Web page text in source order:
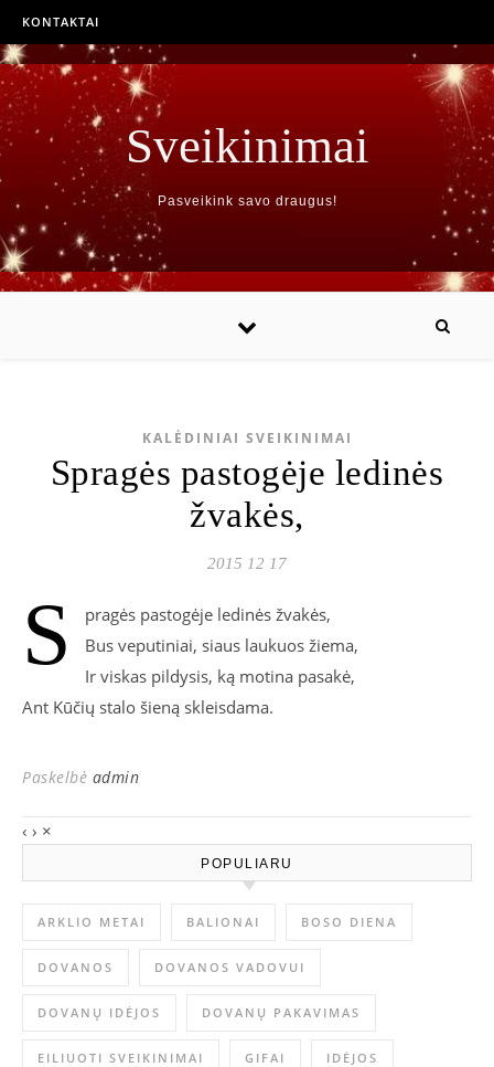
KONTAKTAI
Sveikinimai
Pasveikink savo draugus!
KALĖDINIAI SVEIKINIMAI
Spragės pastogėje ledinės
žvakės,
2015 12 17
S
pragės pastogėje ledinės žvakės,
Bus veputiniai, siaus laukuos žiema,
Ir viskas pildysis, ką motina pasakė,
Ant Kūčių stalo šieną skleisdama.
Paskelbė admin
‹ › ×
POPULIARU
ARKLIO METAI BALIONAI BOSO DIENA
DOVANOS DOVANOS VADOVUI
DOVANŲ IDĖJOS DOVANŲ PAKAVIMAS
EILIUOTI SVEIKINIMAI GIFAI IDĖJOS